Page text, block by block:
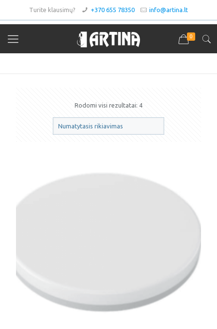
Turite klausimų? +370 655 78350 info@artina.lt
0
LED šviestuvas
Rodomi visi rezultatai: 4